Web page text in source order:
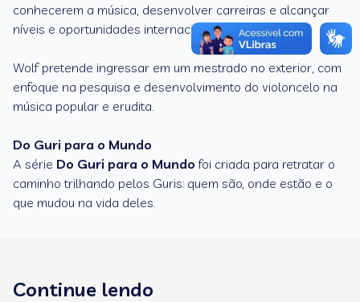
conhecerem a música, desenvolver carreiras e alcançar
níveis e oportunidades internacionais’, finaliza.
Wolf pretende ingressar em um mestrado no exterior, com
enfoque na pesquisa e desenvolvimento do violoncelo na
música popular e erudita.
Do Guri para o Mundo
A série Do Guri para o Mundofoi criada para retratar o
caminho trilhando pelos Guris: quem são, onde estão e o
que mudou na vida deles.
Continue lendo